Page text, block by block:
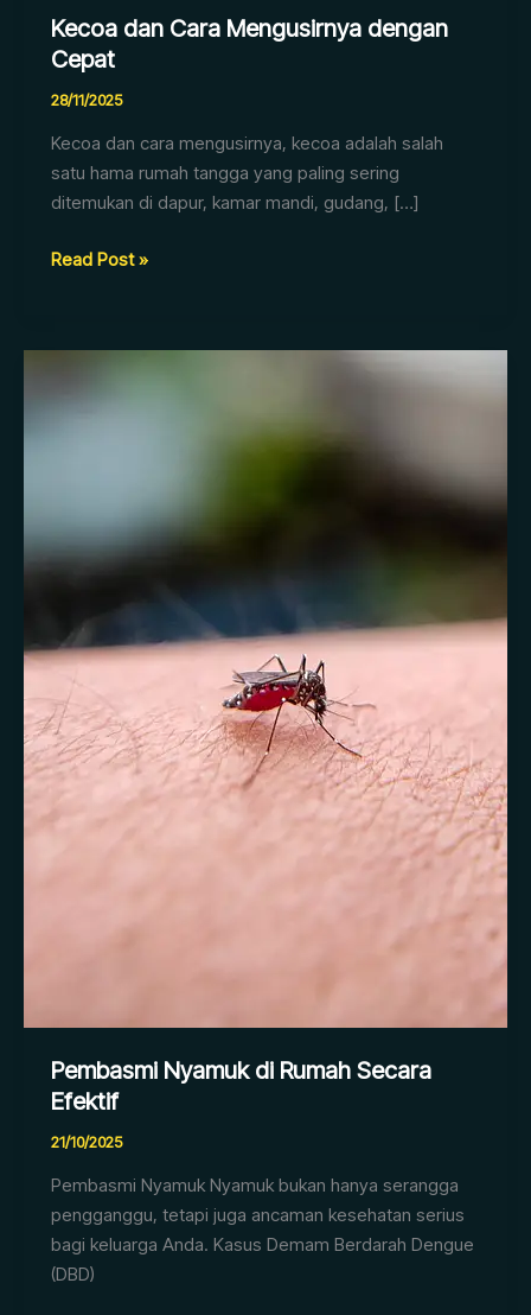
Kecoa dan Cara Mengusirnya dengan
Cepat
28/11/2025
Kecoa dan cara mengusirnya, kecoa adalah salah
satu hama rumah tangga yang paling sering
ditemukan di dapur, kamar mandi, gudang, […]
Read Post »
Pembasmi Nyamuk di Rumah Secara
Efektif
21/10/2025
Pembasmi Nyamuk Nyamuk bukan hanya serangga
pengganggu, tetapi juga ancaman kesehatan serius
bagi keluarga Anda. Kasus Demam Berdarah Dengue
(DBD)
Pembasmi